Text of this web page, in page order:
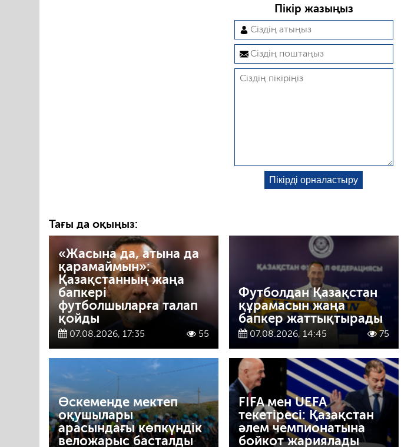
Пікір жазыңыз
Тағы да оқыңыз:
«Жасына да, атына да
қарамаймын»:
Қазақстанның жаңа
бапкері
футболшыларға талап
қойды
07.08.2026, 17:35 55
Футболдан Қазақстан
құрамасын жаңа
бапкер жаттықтырады
07.08.2026, 14:45 75
Өскеменде мектеп
оқушылары
арасындағы көпкүндік
веложарыс басталды
FIFA мен UEFA
текетіресі: Қазақстан
әлем чемпионатына
бойкот жариялады